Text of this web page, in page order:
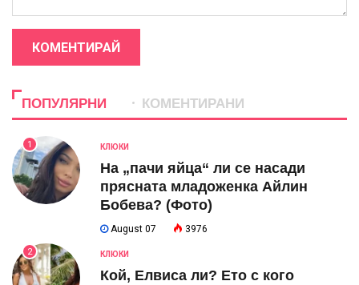
КОМЕНТИРАЙ
ПОПУЛЯРНИ КОМЕНТИРАНИ
1 КЛЮКИ
На „пачи яйца“ ли се насади
прясната младоженка Айлин
Бобева? (Фото)
August 07 3976
2 КЛЮКИ
Кой, Елвиса ли? Ето с кого